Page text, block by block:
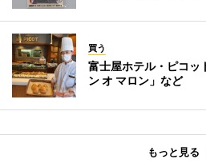
買う
富士屋ホテル・ピコ
ン オ マロン」など
もっと見る